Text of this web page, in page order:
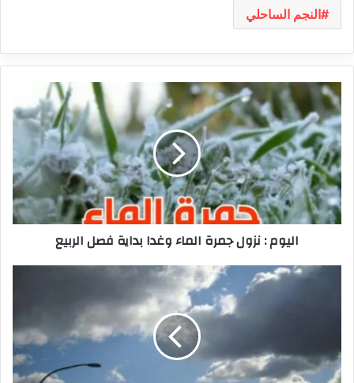
النجم الساحلي
اليوم
:
نزول
جمرة
الماء
وغدا
بداية
فصل
الربيع
اليوم : نزول جمرة الماء وغدا بداية فصل الربيع
الجمعة: